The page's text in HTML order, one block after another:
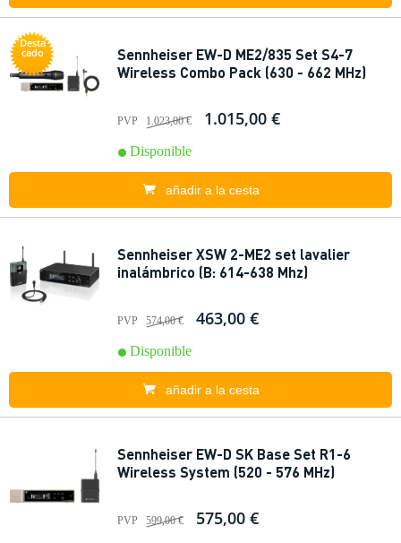
Desta
cado
Sennheiser EW-D ME2/835 Set S4-7
Wireless Combo Pack (630 - 662 MHz)
PVP 1.023,00 € 1.015,00 €
Disponible
añadir a la cesta
Sennheiser XSW 2-ME2 set lavalier
inalámbrico (B: 614-638 Mhz)
PVP 574,00 € 463,00 €
Disponible
añadir a la cesta
Sennheiser EW-D SK Base Set R1-6
Wireless System (520 - 576 MHz)
PVP 599,00 € 575,00 €